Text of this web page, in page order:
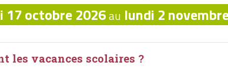
17 octobre 2026au lundi 2
les vacances scolaires ?